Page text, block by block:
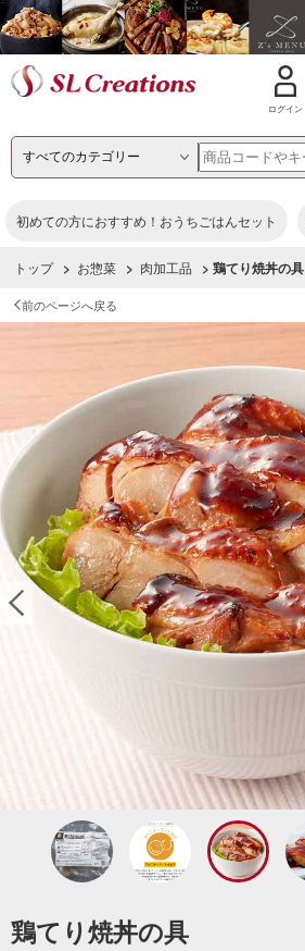
ログイン
初めての方におすすめ！おうちごはんセット
トップ > お惣菜 > 肉加工品 > 鶏てり焼丼の具
前のページへ戻る
鶏てり焼丼の具